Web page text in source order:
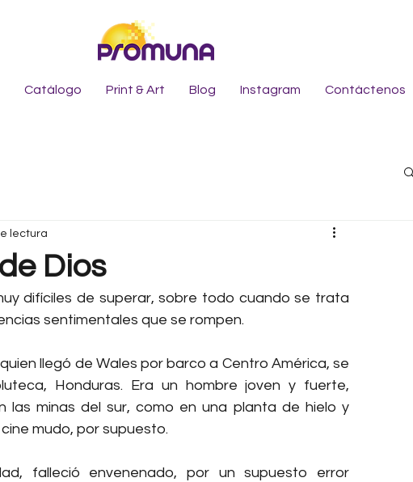
Catálogo Print & Art Blog Instagram Contáctenos
Dios
lectura
difíciles de superar, sobre todo cuando se trata
sentimentales que se rompen.
llegó de Wales por barco a Centro América, se
Honduras. Era un hombre joven y fuerte,
las minas del sur, como en una planta de hielo y
mudo, por supuesto.
falleció envenenado, por un supuesto error